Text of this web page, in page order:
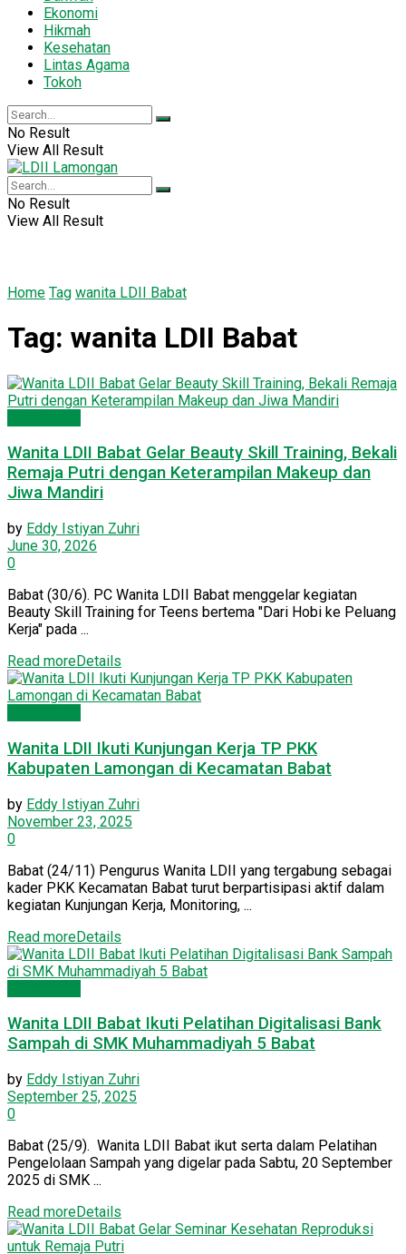
Ekonomi
Hikmah
Kesehatan
Lintas Agama
Tokoh
No Result
View All Result
No Result
View All Result
Home Tag wanita LDII Babat
Tag: wanita LDII Babat
Wanita LDII Babat Gelar Beauty Skill Training, Bekali
Remaja Putri dengan Keterampilan Makeup dan
Jiwa Mandiri
by Eddy Istiyan Zuhri
June 30, 2026
0
Babat (30/6). PC Wanita LDII Babat menggelar kegiatan
Beauty Skill Training for Teens bertema "Dari Hobi ke Peluang
Kerja" pada ...
Read moreDetails
Wanita LDII Ikuti Kunjungan Kerja TP PKK
Kabupaten Lamongan di Kecamatan Babat
by Eddy Istiyan Zuhri
November 23, 2025
0
Babat (24/11) Pengurus Wanita LDII yang tergabung sebagai
kader PKK Kecamatan Babat turut berpartisipasi aktif dalam
kegiatan Kunjungan Kerja, Monitoring, ...
Read moreDetails
Wanita LDII Babat Ikuti Pelatihan Digitalisasi Bank
Sampah di SMK Muhammadiyah 5 Babat
by Eddy Istiyan Zuhri
September 25, 2025
0
Babat (25/9). Wanita LDII Babat ikut serta dalam Pelatihan
Pengelolaan Sampah yang digelar pada Sabtu, 20 September
2025 di SMK ...
Read moreDetails